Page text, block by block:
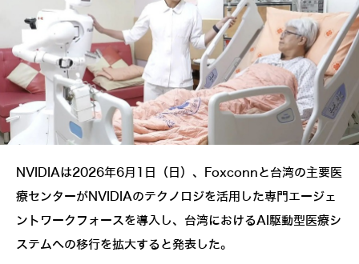
NVIDIAは2026年6月1日（日）、Foxconnと台湾の主要医
療センターがNVIDIAのテクノロジを活用した専門エージェ
ントワークフォースを導入し、台湾におけるAI駆動型医療シ
ステムへの移行を拡大すると発表した。